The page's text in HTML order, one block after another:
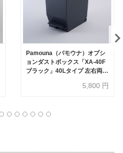
Pamouna（パモウナ）オプシ
ョンダストボックス「XA-40F
ブラック」40Lタイプ 左右両開
5,800 円